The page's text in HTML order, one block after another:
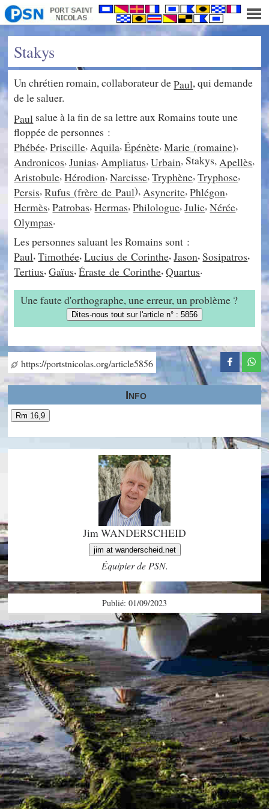
Stakys
Un chrétien romain, collaborateur dePaul, qui demande
de le saluer.
Paul salue à la fin de sa lettre aux Romains toute une
floppée de personnes :
Phébée,Priscille,Aquila,Épénète,Marie (romaine),
Andronicos,Junias,Ampliatus,Urbain, Stakys,Apellès,
Aristobule,Hérodion,Narcisse,Tryphène,Tryphose,
Persis,Rufus (frère dePaul),Asyncrite,Phlégon,
Hermès,Patrobas,Hermas,Philologue,Julie,Nérée,
Olympas.
Les personnes saluant les Romains sont :
Paul,Timothée,Lucius de Corinthe,Jason,Sosipatros,
Tertius,Gaïus,Éraste de Corinthe,Quartus.
Une faute d'orthographe, une erreur, un problème ?
Dites-nous tout sur l'article n° : 5856
https://portstnicolas.org/article5856
Info
Rm 16,9
Jim WANDERSCHEID
jim at wanderscheid.net
Équipier de PSN.
Publié: 01/09/2023